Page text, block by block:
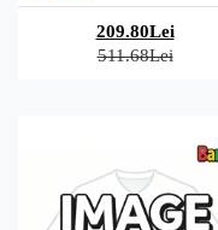
209.80Lei
511.68Lei